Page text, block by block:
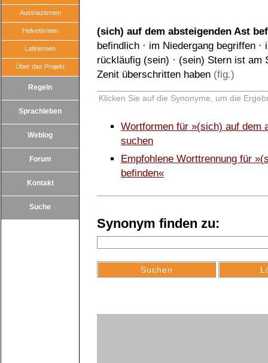
Austriazismen
Helvetismen
Latinismen
Über das Projekt
Regeln
Sprachleben
Weblog
Forum
Kontakt
Suche
(sich) auf dem absteigenden Ast
befindlich · im Niedergang begriffen ·
rückläufig (sein) · (sein) Stern ist am
Zenit überschritten haben (fig.)
Klicken Sie auf die Synonyme, um die
Wortformen für »(sich) auf dem
suchen
Empfohlene Worttrennung für
befinden«
Synonym finden zu: